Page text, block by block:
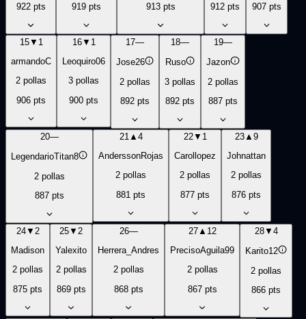
922pts
919 pts
913pts
912 pts
907 pts
15▼ 1
armandoC
2 pollas
906 pts
16▼ 1
Leoquiro06
3 pollas
900 pts
17—
Jose26
2 pollas
892 pts
18—
Ruso
3 pollas
892 pts
19—
Jazon
2 pollas
887pts
20—
LegendarioTitan8
2 pollas
887pts
21 ▲ 4
AnderssonRojas
2 pollas
881 pts
22▼ 1
Carollopez
2 pollas
877 pts
23▲ 9
Johnattan
2 pollas
876 pts
24▼ 2
Madison
2 pollas
875 pts
25▼ 2
Yalexito
2 pollas
869pts
26—
Herrera_Andres
2 pollas
868pts
27▲ 12
PrecisoAguila99
2 pollas
867pts
28▼ 4
Karito12
2 pollas
866 pts